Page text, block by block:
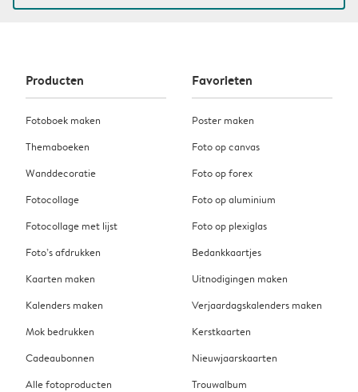
Producten
Fotoboek maken
Themaboeken
Wanddecoratie
Fotocollage
Fotocollage met lijst
Foto’s afdrukken
Kaarten maken
Kalenders maken
Mok bedrukken
Cadeaubonnen
Alle fotoproducten
Favorieten
Poster maken
Foto op canvas
Foto op forex
Foto op aluminium
Foto op plexiglas
Bedankkaartjes
Uitnodigingen maken
Verjaardagskalenders maken
Kerstkaarten
Nieuwjaarskaarten
Trouwalbum